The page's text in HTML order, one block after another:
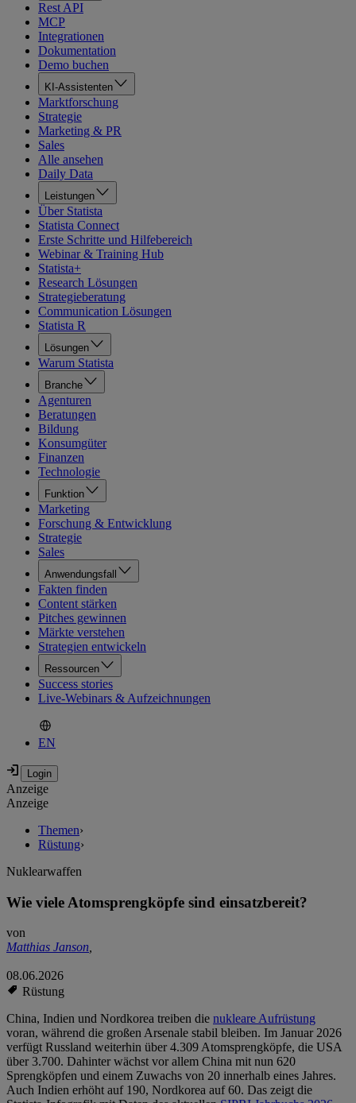
Rest API
MCP
Integrationen
Dokumentation
Demo buchen
KI-Assistenten
Marktforschung
Strategie
Marketing & PR
Sales
Alle ansehen
Daily Data
Leistungen
Über Statista
Statista Connect
Erste Schritte und Hilfebereich
Webinar & Training Hub
Statista+
Research Lösungen
Strategieberatung
Communication Lösungen
Statista R
Lösungen
Warum Statista
Branche
Agenturen
Beratungen
Bildung
Konsumgüter
Finanzen
Technologie
Funktion
Marketing
Forschung & Entwicklung
Strategie
Sales
Anwendungsfall
Fakten finden
Content stärken
Pitches gewinnen
Märkte verstehen
Strategien entwickeln
Ressourcen
Success stories
Live-Webinars & Aufzeichnungen
EN
Anzeige
Anzeige
Themen›
Rüstung›
Nuklearwaffen
Wie viele Atomsprengköpfe sind einsatzbereit?
von
Matthias Janson,
08.06.2026
Rüstung
China, Indien und Nordkorea treiben die nukleare Aufrüstung
voran, während die großen Arsenale stabil bleiben. Im Januar 2026
verfügt Russland weiterhin über 4.309 Atomsprengköpfe, die USA
über 3.700. Dahinter wächst vor allem China mit nun 620
Sprengköpfen und einem Zuwachs von 20 innerhalb eines Jahres.
Auch Indien erhöht auf 190, Nordkorea auf 60. Das zeigt die